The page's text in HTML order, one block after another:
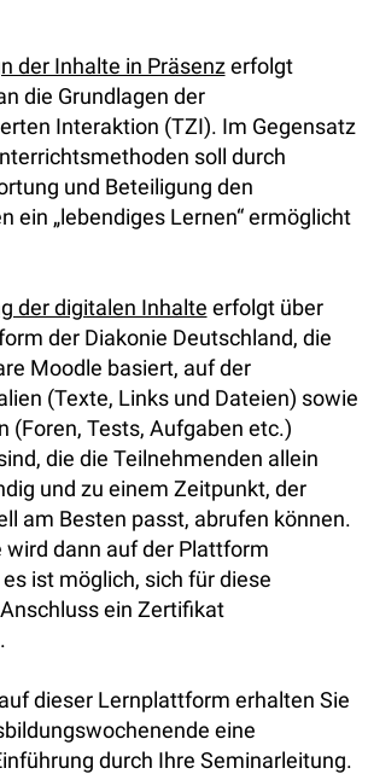
der Inhalte in Präsenzerfolgt
die Grundlagen der
Interaktion (TZI). Im Gegensatz
soll durch
und Beteiligung den
ein „lebendiges Lernen“ ermöglicht
der digitalen Inhalte erfolgt über
der Diakonie Deutschland, die
Moodle basiert, auf der
(Texte, Links und Dateien) sowie
(Foren, Tests, Aufgaben etc.)
die die Teilnehmenden allein
und zu einem Zeitpunkt, der
am Besten passt, abrufen können.
wird dann auf der Plattform
ist möglich, sich für diese
ein Zertifikat
dieser Lernplattform erhalten Sie
eine
durch Ihre Seminarleitung.